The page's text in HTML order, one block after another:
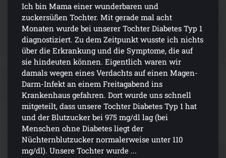
Ich bin Mama einer wunderbaren und
zuckersüßen Tochter. Mit gerade mal acht
Monaten wurde bei unserer Tochter Diabetes Typ 1
diagnostiziert. Zu dem Zeitpunkt wusste ich nichts
über die Erkrankung und die Symptome, die auf
sie hindeuten können. Eigentlich waren wir
damals wegen eines Verdachts auf einen Magen-
Darm-Infekt an einem Freitagabend ins
Krankenhaus gefahren. Dort wurde uns schnell
mitgeteilt, dass unsere Tochter Diabetes Typ 1 hat
und der Blutzucker bei 975 mg/dl lag (bei
Menschen ohne Diabetes liegt der
Nüchternblutzucker normalerweise unter 110
mg/dl). Unsere Tochter wurde ...